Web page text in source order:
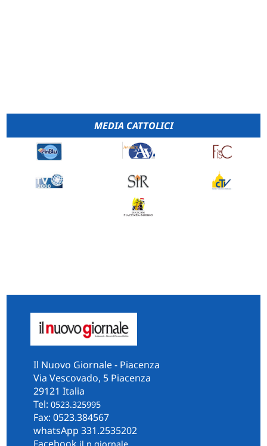
MEDIA CATTOLICI
Il Nuovo Giornale - Piacenza
Via Vescovado, 5 Piacenza
29121 Italia
Tel: 0523.325995
Fax: 0523.384567
whatsApp 331.2535202
Facebook il.n.giornale